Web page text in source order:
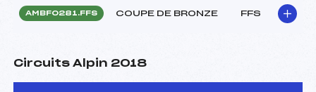
AMBF0281.FFS COUPE DE BRONZE FFS
Circuits Alpin 2018